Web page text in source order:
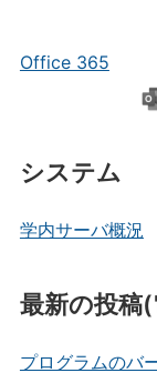
Office 365
システム
学内サーバ概況
最新の投稿
プログラムのバ